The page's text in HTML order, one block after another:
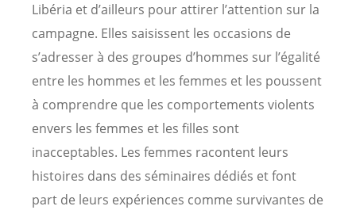
Libéria et d’ailleurs pour attirer l’attention sur la
campagne. Elles saisissent les occasions de
s’adresser à des groupes d’hommes sur l’égalité
entre les hommes et les femmes et les poussent
à comprendre que les comportements violents
envers les femmes et les filles sont
inacceptables. Les femmes racontent leurs
histoires dans des séminaires dédiés et font
part de leurs expériences comme survivantes de